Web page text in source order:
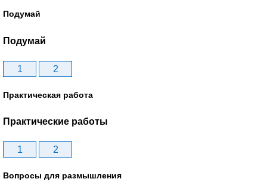
Подумай
Подумай
1 2
Практическая работа
Практические работы
1 2
Вопросы для размышления